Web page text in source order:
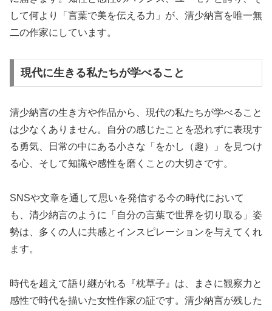
して何より「言葉で美を伝える力」が、清少納言を唯一無
二の作家にしています。
現代に生きる私たちが学べること
清少納言の生き方や作品から、現代の私たちが学べること
は少なくありません。自分の感じたことを恐れずに表現す
る勇気、日常の中にある小さな「をかし（趣）」を見つけ
る心、そして知識や感性を磨くことの大切さです。
SNSや文章を通して思いを発信する今の時代において
も、清少納言のように「自分の言葉で世界を切り取る」姿
勢は、多くの人に共感とインスピレーションを与えてくれ
ます。
時代を超えて語り継がれる『枕草子』は、まさに観察力と
感性で時代を描いた女性作家の証です。清少納言が残した